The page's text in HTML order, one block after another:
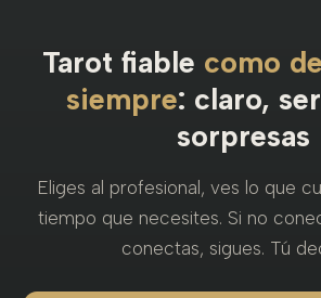
Tarot fiable como
siempre: claro,
sorpresas
Eliges al profesional, ves lo que
tiempo que necesites. Si no
conectas, sigues. Tú